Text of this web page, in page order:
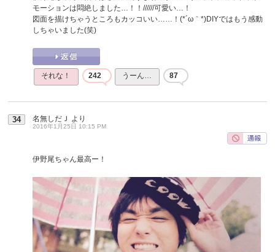
モーションは悶絶しました…！！//////可愛い…！
図面を描けちゃうところもカッコいい……！(*´ω｀*)DIYではもう感動
しちゃいました(笑)
それな！ 242 うーん… 87
34 名無しだＪ より
2016年1月25日 10:15 PM
伊野尾ちゃん最高ー！